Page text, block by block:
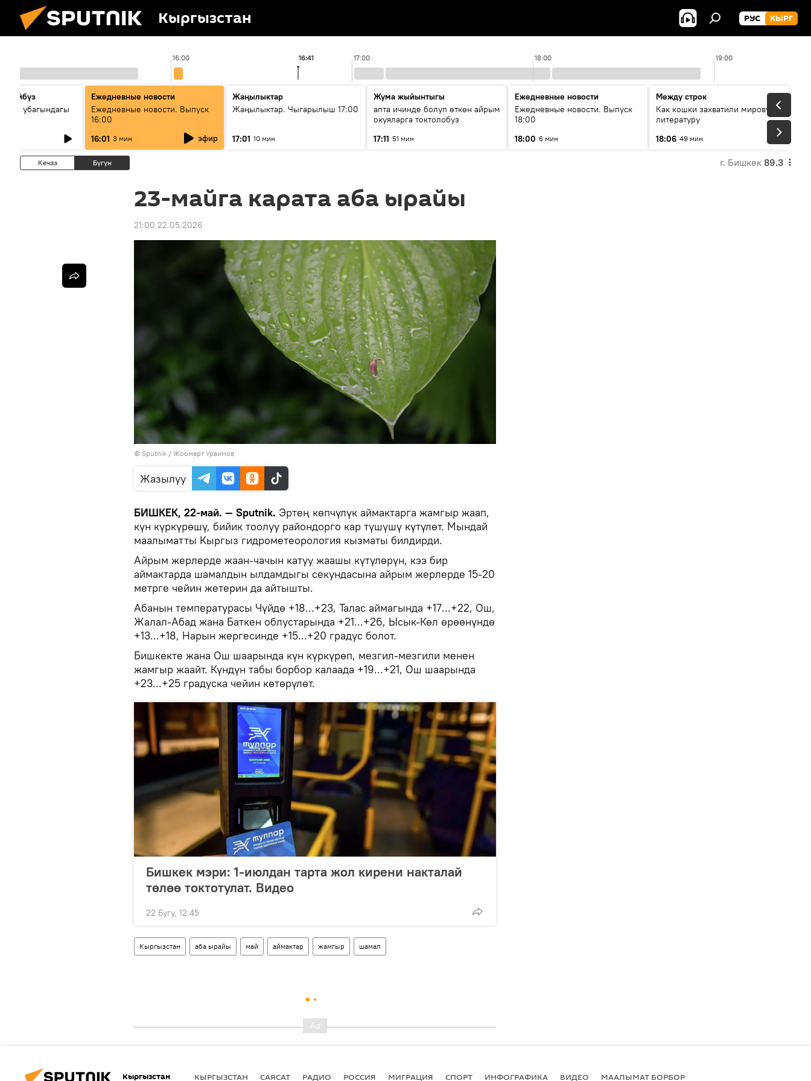
Кыргызстан РУС КЫРГ
16:00 17:00 18:00 19:00
16:41
өз убагындагы
Ежедневные новости
Ежедневные новости. Выпуск
16:00
16:01 3 мин эфир
Жаңылыктар
Жаңылыктар. Чыгарылыш 17:00
17:01 10 мин
Жума жыйынтыгы
апта ичинде болуп өткөн айрым
окуяларга токтолобуз
17:11 51 мин
Ежедневные новости
Ежедневные новости. Выпуск
18:00
18:00 6 мин
Между строк
Как кошки захватили мировую
литературу
18:06 49 мин
Кечээ Бүгүн г. Бишкек 89.3
23-майга карата аба ырайы
21:00 22.05.2026
© Sputnik / Жоомарт Ураимов
Жазылуу
БИШКЕК, 22-май. — Sputnik. Эртең көпчүлүк аймактарга жамгыр жаап,
күн күркүрөшү, бийик тоолуу райондорго кар түшүшү күтүлөт. Мындай
маалыматты Кыргыз гидрометеорология кызматы билдирди.
Айрым жерлерде жаан-чачын катуу жаашы күтүлөрүн, кээ бир
аймактарда шамалдын ылдамдыгы секундасына айрым жерлерде 15-20
метрге чейин жетерин да айтышты.
Абанын температурасы Чүйдө +18...+23, Талас аймагында +17...+22, Ош,
Жалал-Абад жана Баткен облустарында +21...+26, Ысык-Көл өрөөнүндө
+13...+18, Нарын жергесинде +15...+20 градус болот.
Бишкекте жана Ош шаарында күн күркүрөп, мезгил-мезгили менен
жамгыр жаайт. Күндүн табы борбор калаада +19...+21, Ош шаарында
+23...+25 градуска чейин көтөрүлөт.
Бишкек мэри: 1-июлдан тарта жол кирени накталай
төлөө токтотулат. Видео
22 Бугу, 12:45
Кыргызстан аба ырайы май аймактар жамгыр шамал
Кыргызстан КЫРГЫЗСТАН САЯСАТ РАДИО РОССИЯ МИГРАЦИЯ СПОРТ ИНФОГРАФИКА ВИДЕО МААЛЫМАТ БОРБОР